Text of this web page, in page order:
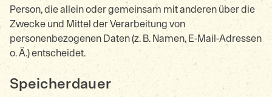
Person, die allein oder gemeinsam mit anderen über die
Zwecke und Mittel der Verarbeitung von
personenbezogenen Daten (z. B. Namen, E-Mail-Adressen
o. Ä.) entscheidet.
Speicherdauer